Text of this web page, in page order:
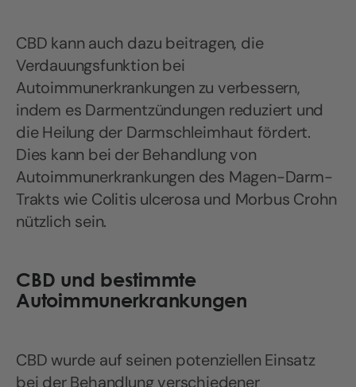
CBD kann auch dazu beitragen, die
Verdauungsfunktion bei
Autoimmunerkrankungen zu verbessern,
indem es Darmentzündungen reduziert und
die Heilung der Darmschleimhaut fördert.
Dies kann bei der Behandlung von
Autoimmunerkrankungen des Magen-Darm-
Trakts wie Colitis ulcerosa und Morbus Crohn
nützlich sein.
CBD und bestimmte
Autoimmunerkrankungen
CBD wurde auf seinen potenziellen Einsatz
bei der Behandlung verschiedener